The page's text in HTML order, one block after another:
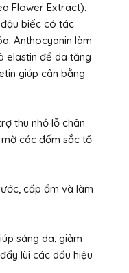
Flower Extract):
biếc có tác
Anthocyanin làm
elastin để da tăng
giúp cân bằng
thu nhỏ lỗ chân
các đốm sắc tố
cấp ẩm và làm
sáng da, giảm
lùi các dấu hiệu